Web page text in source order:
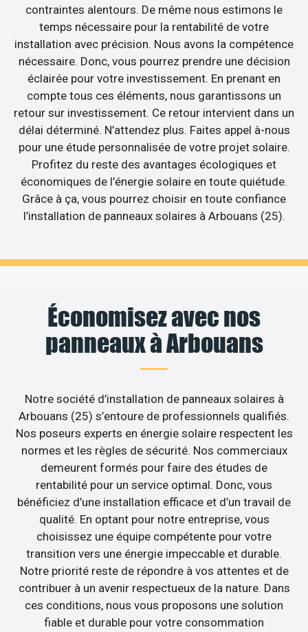
contraintes alentours. De même nous estimons le
temps nécessaire pour la rentabilité de votre
installation avec précision. Nous avons la compétence
nécessaire. Donc, vous pourrez prendre une décision
éclairée pour votre investissement. En prenant en
compte tous ces éléments, nous garantissons un
retour sur investissement. Ce retour intervient dans un
délai déterminé. N’attendez plus. Faites appel à-nous
pour une étude personnalisée de votre projet solaire.
Profitez du reste des avantages écologiques et
économiques de l’énergie solaire en toute quiétude.
Grâce à ça, vous pourrez choisir en toute confiance
l’installation de panneaux solaires à Arbouans (25).
Économisez avec nos
panneaux à Arbouans
Notre société d’installation de panneaux solaires à
Arbouans (25) s’entoure de professionnels qualifiés.
Nos poseurs experts en énergie solaire respectent les
normes et les règles de sécurité. Nos commerciaux
demeurent formés pour faire des études de
rentabilité pour un service optimal. Donc, vous
bénéficiez d’une installation efficace et d’un travail de
qualité. En optant pour notre entreprise, vous
choisissez une équipe compétente pour votre
transition vers une énergie impeccable et durable.
Notre priorité reste de répondre à vos attentes et de
contribuer à un avenir respectueux de la nature. Dans
ces conditions, nous vous proposons une solution
fiable et durable pour votre consommation